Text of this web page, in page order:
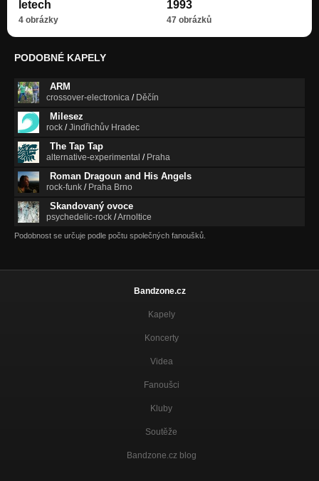
letech
4 obrázky
1993
47 obrázků
PODOBNÉ KAPELY
ARM
crossover-electronica / Děčín
Milesez
rock /Jindřichův Hradec
The Tap Tap
alternative-experimental / Praha
Roman Dragoun and His Angels
rock-funk / Praha Brno
Skandovaný ovoce
psychedelic-rock /Arnoltice
Podobnost se určuje podle počtu společných fanoušků.
Bandzone.cz
Kapely
Koncerty
Videa
Fanoušci
Kluby
Soutěže
Bandzone.cz blog